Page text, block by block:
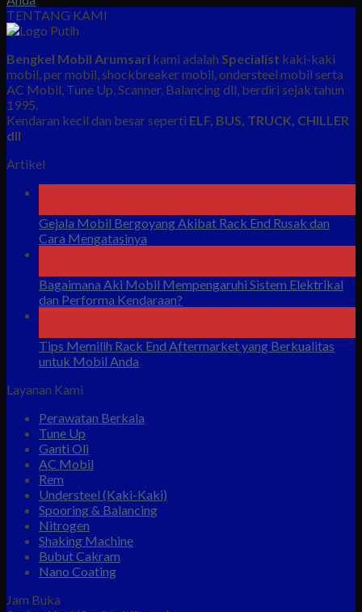
TENTANG KAMI
Bengkel Mobil Arumsari kami adalah Specialist kaki-kaki
mobil, per mobil, shockbreaker mobil, ondersteel mobil serta
AC Mobil, Tune Up, Scanner, Balancing dll, berdiri sejak tahun
1995.
Kendaran kecil dan besar seperti ELF, BUS, TRUCK, CHILLER
dll
Artikel
Gejala Mobil Bergoyang Akibat Rack End Rusak dan
Cara Mengatasinya
Bagaimana Aki Mobil Mempengaruhi Sistem Elektrikal
dan Performa Kendaraan?
Tips Memilih Rack End Aftermarket yang Berkualitas
untuk Mobil Anda
Layanan Kami
Perawatan Berkala
Tune Up
Ganti Oli
AC Mobil
Rem
Understeel (Kaki-Kaki)
Spooring & Balancing
Nitrogen
Shaking Machine
Bubut Cakram
Nano Coating
Jam Buka